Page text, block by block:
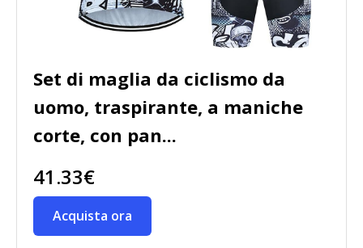
Set di maglia da ciclismo da
uomo, traspirante, a maniche
corte, con pan...
41.33€
Acquista ora